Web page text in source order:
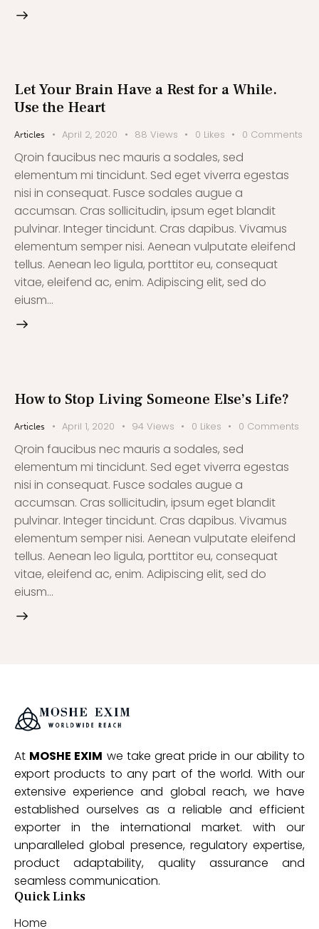
Let Your Brain Have a Rest for a While.
Use the Heart
Articles April 2, 2020 88 Views 0 Likes 0 Comments
Qroin faucibus nec mauris a sodales, sed
elementum mi tincidunt. Sed eget viverra egestas
nisi in consequat. Fusce sodales augue a
accumsan. Cras sollicitudin, ipsum eget blandit
pulvinar. Integer tincidunt. Cras dapibus. Vivamus
elementum semper nisi. Aenean vulputate eleifend
tellus. Aenean leo ligula, porttitor eu, consequat
vitae, eleifend ac, enim. Adipiscing elit, sed do
eiusm…
How to Stop Living Someone Else’s Life?
Articles April 1, 2020 94 Views 0 Likes 0 Comments
Qroin faucibus nec mauris a sodales, sed
elementum mi tincidunt. Sed eget viverra egestas
nisi in consequat. Fusce sodales augue a
accumsan. Cras sollicitudin, ipsum eget blandit
pulvinar. Integer tincidunt. Cras dapibus. Vivamus
elementum semper nisi. Aenean vulputate eleifend
tellus. Aenean leo ligula, porttitor eu, consequat
vitae, eleifend ac, enim. Adipiscing elit, sed do
eiusm…
At MOSHE EXIM we take great pride in our ability to
export products to any part of the world. With our
extensive experience and global reach, we have
established ourselves as a reliable and efficient
exporter in the international market. with our
unparalleled global presence, regulatory expertise,
product adaptability, quality assurance and
seamless communication.
Quick Links
Home